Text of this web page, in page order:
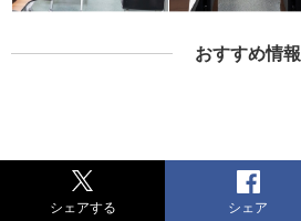
おすすめ情報
シェアする シェア